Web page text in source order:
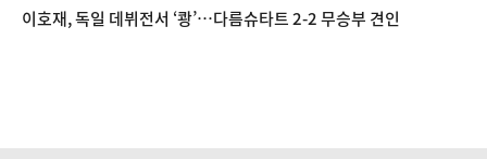
이호재, 독일 데뷔전서 ‘쾅’…다름슈타트 2-2 무승부 견인